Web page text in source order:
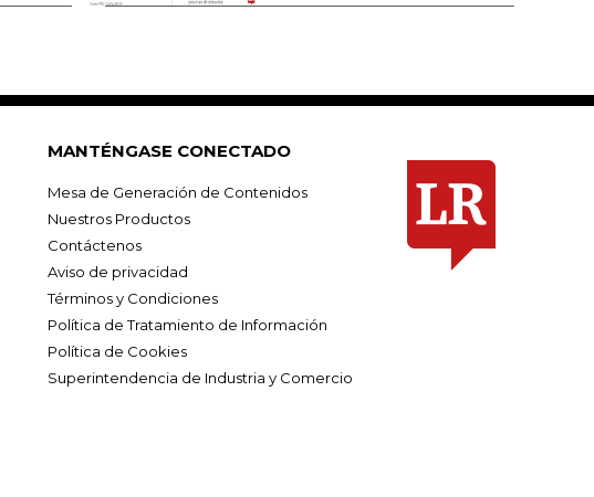
MANTÉNGASE CONECTADO
Mesa de Generación de Contenidos
Nuestros Productos
Contáctenos
Aviso de privacidad
Términos y Condiciones
Política de Tratamiento de Información
Política de Cookies
Superintendencia de Industria y Comercio